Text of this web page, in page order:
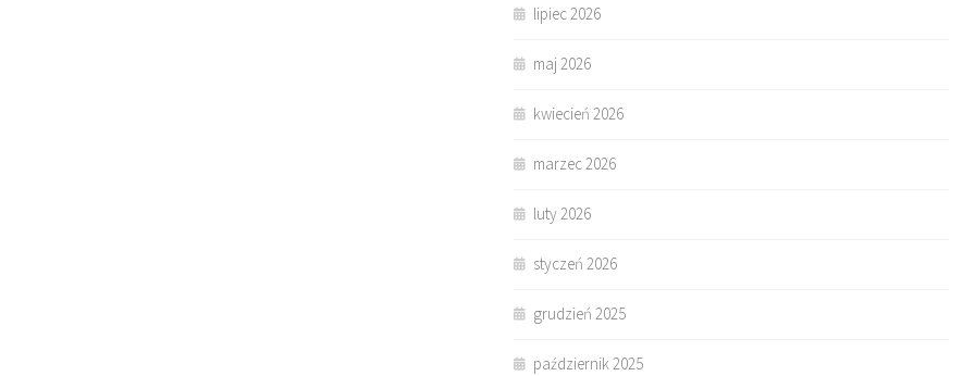
lipiec 2026
maj 2026
kwiecień 2026
marzec 2026
luty 2026
styczeń 2026
grudzień 2025
październik 2025